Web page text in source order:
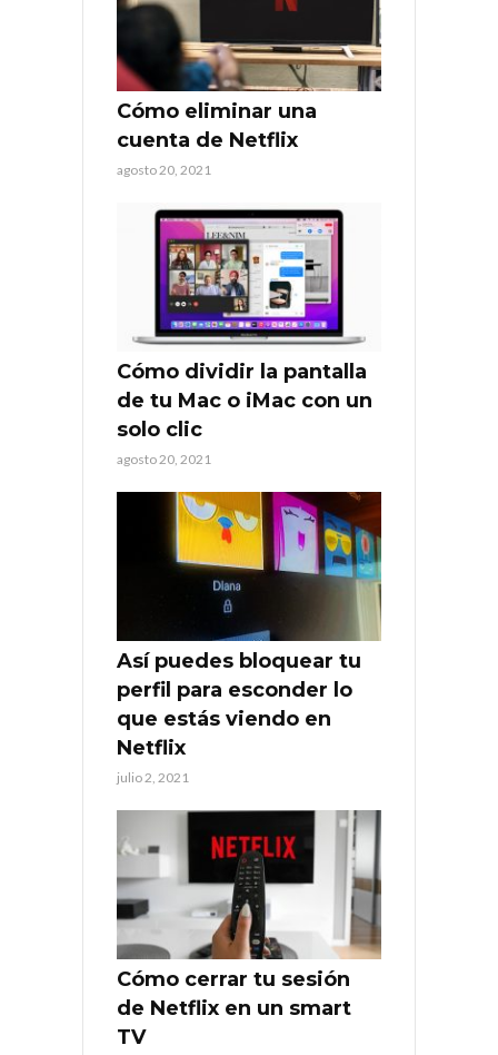
Cómo eliminar una
cuenta de Netflix
agosto 20, 2021
Cómo dividir la pantalla
de tu Mac o iMac con un
solo clic
agosto 20, 2021
Así puedes bloquear tu
perfil para esconder lo
que estás viendo en
Netflix
julio 2, 2021
Cómo cerrar tu sesión
de Netflix en un smart
TV